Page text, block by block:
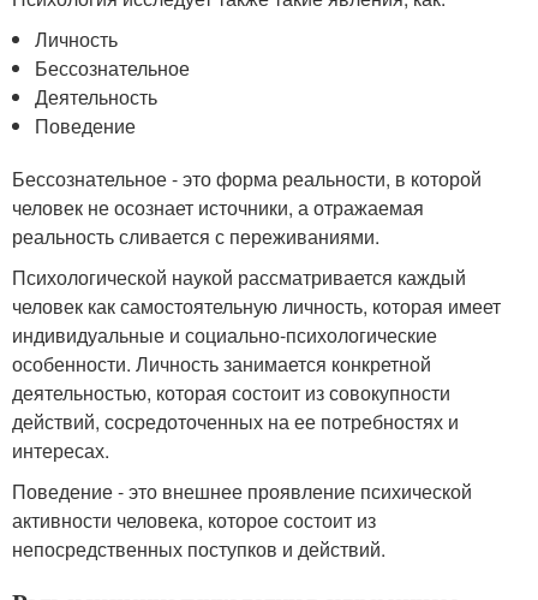
Личность
Бессознательное
Деятельность
Поведение
Бессознательное - это форма реальности, в которой
человек не осознает источники, а отражаемая
реальность сливается с переживаниями.
Психологической наукой рассматривается каждый
человек как самостоятельную личность, которая имеет
индивидуальные и социально-психологические
особенности. Личность занимается конкретной
деятельностью, которая состоит из совокупности
действий, сосредоточенных на ее потребностях и
интересах.
Поведение - это внешнее проявление психической
активности человека, которое состоит из
непосредственных поступков и действий.